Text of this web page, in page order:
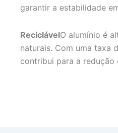
garantir a estabilidade
ReciclávelO alumínio é
naturais. Com uma taxa
contribui para a redução